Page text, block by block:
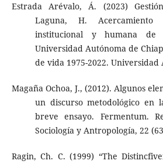
Estrada Arévalo, Á. (2023)
Laguna, H. Acercamiento
institucional y humana
Universidad Autónoma de
de vida 1975-2022. Universidad
Magaña Ochoa, J., (2012). Algunos
un discurso metodológico en
breve ensayo. Fermentum.
Sociología y Antropología, 22
Ragin, Ch. C. (1999) “The